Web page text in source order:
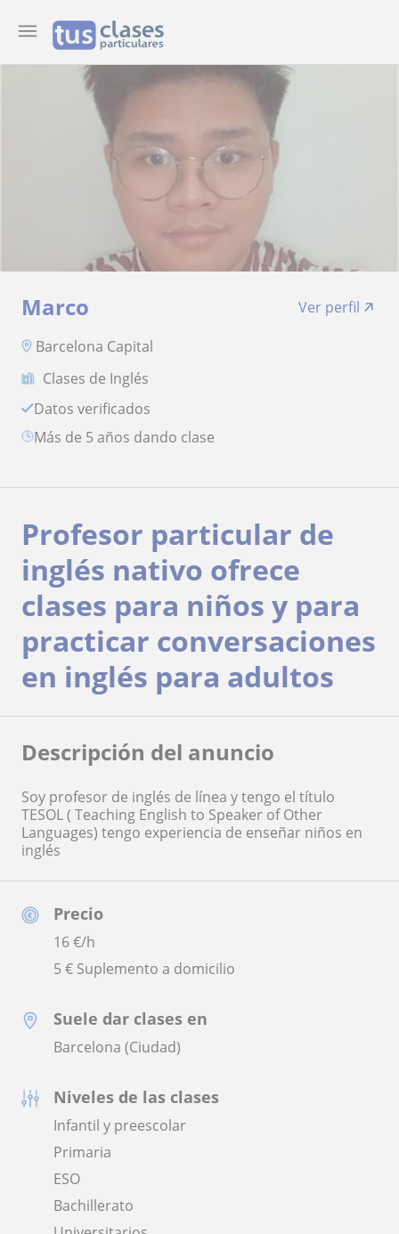
Marco
Ver perfil
Barcelona Capital
Clases de Inglés
Datos verificados
más de 5 años dando clase
Precio
16€/h
5 € Suplemento a domicilio
Suele dar clases en
Barcelona (Ciudad)
Niveles de las clases
Infantil y preescolar
Primaria
ESO
Bachillerato
Profesor particular de
inglés nativo ofrece
clases para niños y para
practicar conversaciones
en inglés para adultos
Descripción del anuncio
Soy profesor de inglés de línea y tengo el título
TESOL ( Teaching English to Speaker of Other
Languages) tengo experiencia de enseñar niños en
inglés